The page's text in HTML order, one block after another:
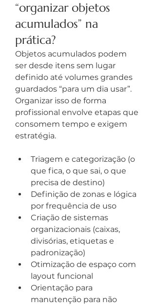
“organizar objetos
acumulados” na
prática?
Objetos acumulados podem
ser desde itens sem lugar
definido até volumes grandes
guardados “para um dia usar”.
Organizar isso de forma
profissional envolve etapas que
consomem tempo e exigem
estratégia.
Triagem e categorização (o
que fica, o que sai, o que
precisa de destino)
Definição de zonas e lógica
por frequência de uso
Criação de sistemas
organizacionais (caixas,
divisórias, etiquetas e
padronização)
Otimização de espaço com
layout funcional
Orientação para
manutenção para não